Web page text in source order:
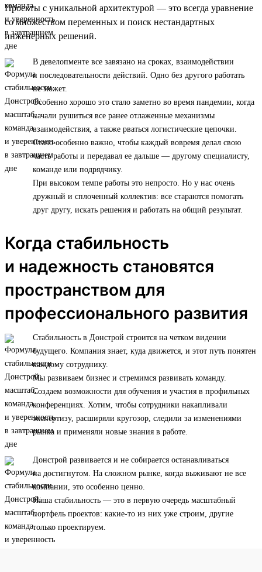
Проекты с уникальной архитектурой — это всегда уравнение
со множеством переменных и поиск нестандартных
инженерных решений.
В девелопменте все завязано на сроках, взаимодействии
и последовательности действий. Одно без другого работать
не может.
Особенно хорошо это стало заметно во время пандемии, когда
начали рушиться все ранее отлаженные механизмы
взаимодействия, а также рваться логистические цепочки.
Стало особенно важно, чтобы каждый вовремя делал свою
часть работы и передавал ее дальше — другому специалисту,
команде или подрядчику.
При высоком темпе работы это непросто. Но у нас очень
дружный и сплоченный коллектив: все стараются помогать
друг другу, искать решения и работать на общий результат.
Когда стабильность
и надежность становятся
пространством для
профессионального развития
Стабильность в Донстрой строится на четком видении
будущего. Компания знает, куда движется, и этот путь понятен
каждому сотруднику.
Мы развиваем бизнес и стремимся развивать команду.
Создаем возможности для обучения и участия в профильных
конференциях. Хотим, чтобы сотрудники накапливали
экспертизу, расширяли кругозор, следили за изменениями
рынка и применяли новые знания в работе.
Донстрой развивается и не собирается останавливаться
на достигнутом. На сложном рынке, когда выживают не все
компании, это особенно ценно.
Наша стабильность — это в первую очередь масштабный
портфель проектов: какие-то из них уже строим, другие
только проектируем.